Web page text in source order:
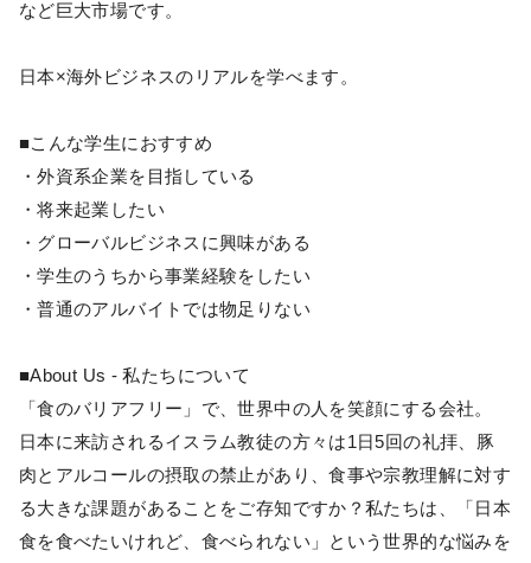
など巨大市場です。
日本×海外ビジネスのリアルを学べます。
■こんな学生におすすめ
・外資系企業を目指している
・将来起業したい
・グローバルビジネスに興味がある
・学生のうちから事業経験をしたい
・普通のアルバイトでは物足りない
■About Us - 私たちについて
「食のバリアフリー」で、世界中の人を笑顔にする会社。
日本に来訪されるイスラム教徒の方々は1日5回の礼拝、豚
肉とアルコールの摂取の禁止があり、食事や宗教理解に対す
る大きな課題があることをご存知ですか？私たちは、「日本
食を食べたいけれど、食べられない」という世界的な悩みを